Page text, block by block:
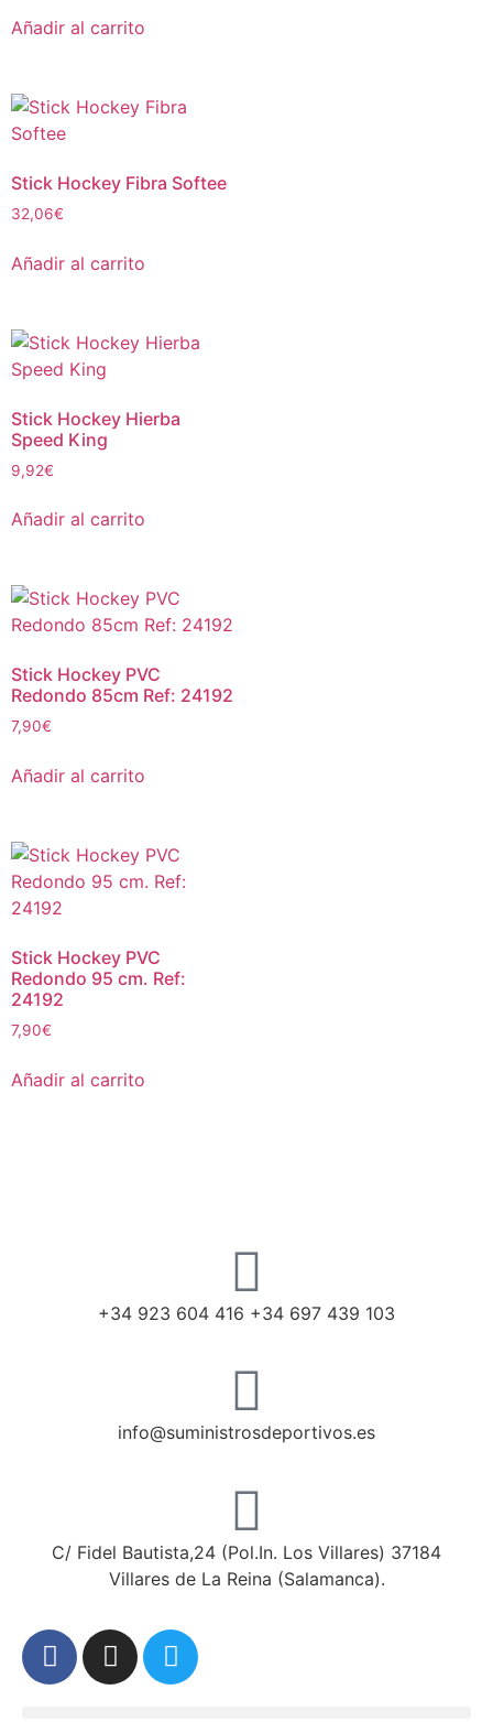
Añadir al carrito
Stick Hockey Fibra Softee
32,06€
Añadir al carrito
Stick Hockey Hierba
Speed King
9,92€
Añadir al carrito
Stick Hockey PVC
Redondo 85cm Ref: 24192
7,90€
Añadir al carrito
Stick Hockey PVC
Redondo 95 cm. Ref:
24192
7,90€
Añadir al carrito
+34 923 604 416 +34 697 439 103
info@suministrosdeportivos.es
C/ Fidel Bautista,24 (Pol.In. Los Villares) 37184
Villares de La Reina (Salamanca).